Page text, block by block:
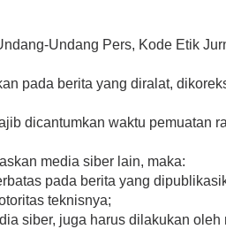
Undang Pers, Kode Etik
pada berita yang diralat,
dicantumkan waktu pemuatan
media siber lain, maka:
pada berita yang
teknisnya;
siber, juga harus dilakukan oleh